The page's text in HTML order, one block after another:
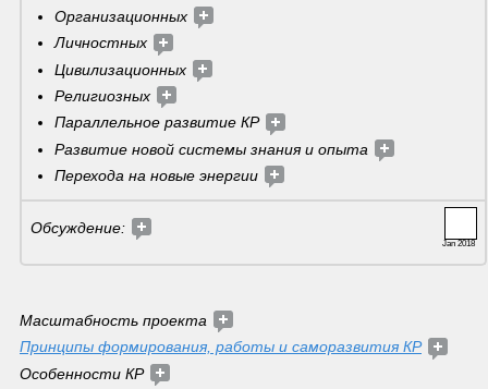
Организационных
Личностных
Цивилизационных
Религиозных
Параллельное развитие КР
Развитие новой системы знания и опыта
Перехода на новые энергии
Jan 2018
Обсуждение:
Масштабность проекта
Принципы формирования, работы и саморазвития КР
Особенности КР